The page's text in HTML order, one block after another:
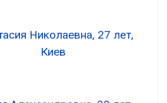
Николаевна, 27 лет,
Киев